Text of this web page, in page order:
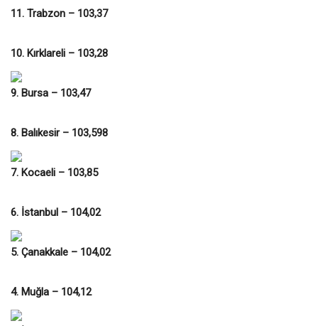
11. Trabzon – 103,37
10. Kırklareli – 103,28
9. Bursa – 103,47
8. Balıkesir – 103,598
7. Kocaeli – 103,85
6. İstanbul – 104,02
5. Çanakkale – 104,02
4. Muğla – 104,12